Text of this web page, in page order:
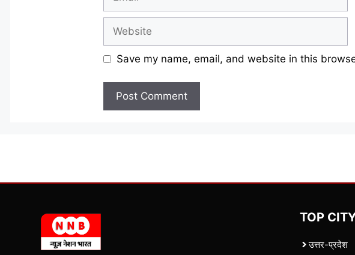
Website
Save my name, email, and website in this
TOP
उत्तर-प्रदेश